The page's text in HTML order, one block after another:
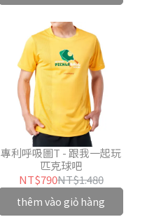
專利呼吸圖T - 跟我一起玩
匹克球吧
NT$790NT$1.480
thêm vào giỏ hàng